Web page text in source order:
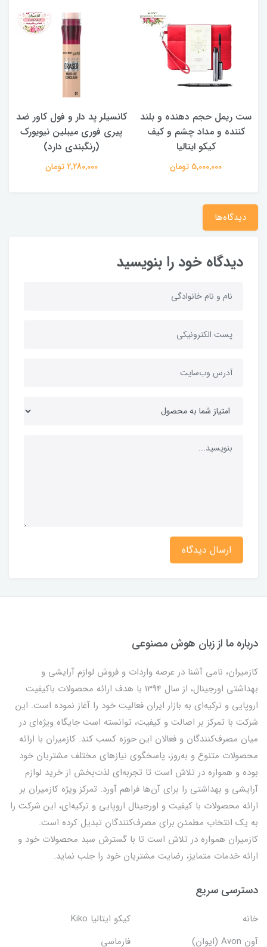
ست ریمل حجم دهنده و بلند
کننده و مداد چشم و کیف
کیکو ایتالیا
5,000,000 تومان
کانسیلر پد دار و فول کاور ضد
پیری فوری میبلین نیویورک
(رنگبندی دارد)
2,280,000 تومان
دیدگاه‌ها
دیدگاه خود را بنویسید
ارسال دیدگاه
درباره ما از زبان هوش مصنوعی
کازمیران، نامی آشنا در عرصه واردات و فروش لوازم آرایشی و
بهداشتی اورجینال، از سال 1394 با هدف ارائه محصولات باکیفیت
اروپایی و ترکیه‌ای به بازار ایران فعالیت خود را آغاز نموده است. این
شرکت با تمرکز بر اصالت و کیفیت، توانسته است جایگاه ویژه‌ای در
میان مصرف‌کنندگان و فعالان این حوزه کسب کند. کازمیران با ارائه
محصولات متنوع و به‌روز، پاسخگوی نیازهای مختلف مشتریان خود
بوده و همواره در تلاش است تا تجربه‌ای لذت‌بخش از خرید لوازم
آرایشی و بهداشتی را برای آن‌ها فراهم آورد. تمرکز ویژه کازمیران بر
ارائه محصولات با کیفیت و اورجینال اروپایی و ترکیه‌ای، این شرکت را
به یک انتخاب مطمئن برای مصرف‌کنندگان تبدیل کرده است.
کازمیران همواره در تلاش است تا با گسترش سبد محصولات خود و
ارائه خدمات متمایز، رضایت مشتریان خود را جلب نماید.
دسترسی سریع
خانه
کیکو ایتالیا Kiko
آون Avon (ایوان)
فارماسی